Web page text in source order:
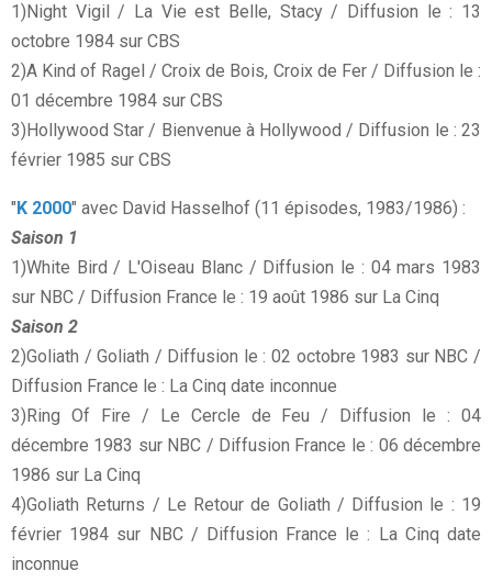
1)Night Vigil / La Vie est Belle, Stacy / Diffusion le : 13
octobre 1984 sur CBS
2)A Kind of Ragel / Croix de Bois, Croix de Fer / Diffusion le :
01 décembre 1984 sur CBS
3)Hollywood Star / Bienvenue à Hollywood / Diffusion le : 23
février 1985 sur CBS
"K 2000" avec David Hasselhof (11 épisodes, 1983/1986) :
Saison 1
1)White Bird / L'Oiseau Blanc / Diffusion le : 04 mars 1983
sur NBC / Diffusion France le : 19 août 1986 sur La Cinq
Saison 2
2)Goliath / Goliath / Diffusion le : 02 octobre 1983 sur NBC /
Diffusion France le : La Cinq date inconnue
3)Ring Of Fire / Le Cercle de Feu / Diffusion le : 04
décembre 1983 sur NBC / Diffusion France le : 06 décembre
1986 sur La Cinq
4)Goliath Returns / Le Retour de Goliath / Diffusion le : 19
février 1984 sur NBC / Diffusion France le : La Cinq date
inconnue